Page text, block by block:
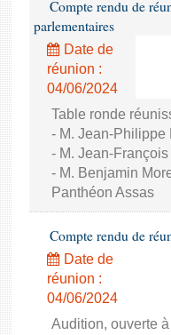
Compte rendu de
parlementaires
Date de
réunion :
04/06/2024
Table ronde
- M. Jean-Philippe
- M. Jean-
- M. Benjamin
Panthéon Assas
Compte rendu de
Date de
réunion :
04/06/2024
Audition, ouverte